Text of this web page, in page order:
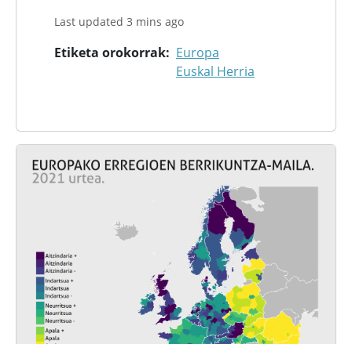
Last updated 3 mins ago
Etiketa orokorrak
Europa
Euskal Herria